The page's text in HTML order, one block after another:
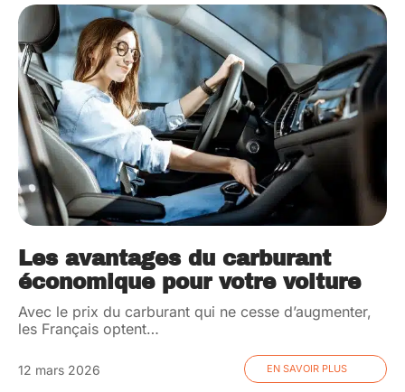
Les avantages du carburant
économique pour votre voiture
Avec le prix du carburant qui ne cesse d’augmenter,
les Français optent…
12 mars 2026 EN SAVOIR PLUS